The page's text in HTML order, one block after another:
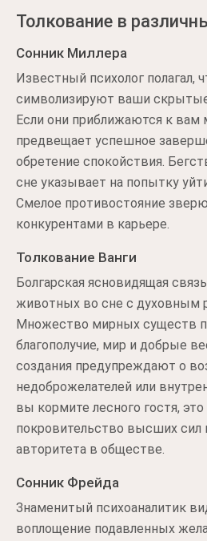
Толкование в
Сонник Миллера
Известный психолог полагал,
символизируют ваши скрытые
Если они приближаются к вам
предвещает успешное
обретение спокойствия.
сне указывает на попытку
Смелое противостояние
конкурентами в карьере.
Толкование Ванги
Болгарская ясновидящая
животных во сне с духовным
Множество мирных существ
благополучие, мир и добрые
создания предупреждают о
недоброжелателей или
вы кормите лесного гостя, это
покровительство высших сил
авторитета в обществе.
Сонник Фрейда
Знаменитый психоаналитик
воплощение подавленных